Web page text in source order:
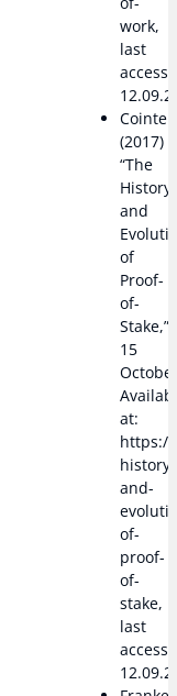
work,
last
(2017)
“The
History
and
of
Proof-
of-
Stake,”
15
at:
https://
history-
and-
of-
proof-
of-
stake,
last